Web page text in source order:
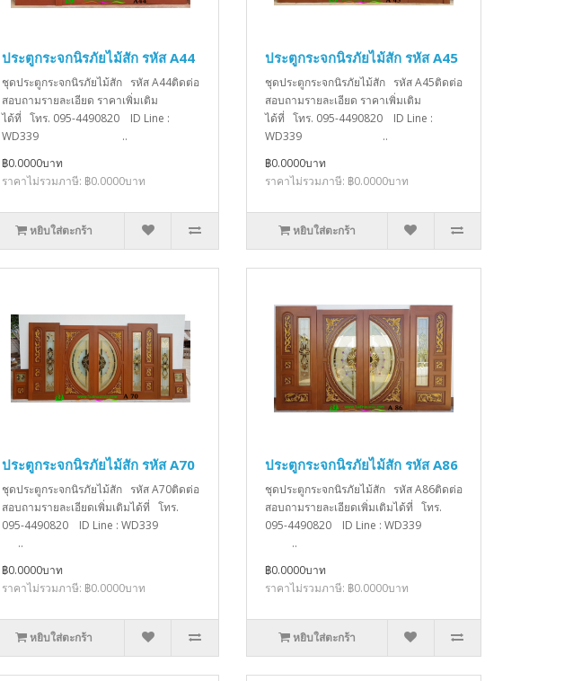
ประตูกระจกนิรภัยไม้สัก รหัส A44
ชุดประตูกระจกนิรภัยไม้สัก รหัส A44ติดต่อ
สอบถามรายละเอียด ราคาเพิ่มเติม
ได้ที่ โทร. 095-4490820 ID Line :
WD339 ..
฿0.0000บาท
ราคาไม่รวมภาษี: ฿0.0000บาท
หยิบใส่ตะกร้า
ประตูกระจกนิรภัยไม้สัก รหัส A45
ชุดประตูกระจกนิรภัยไม้สัก รหัส A45ติดต่อ
สอบถามรายละเอียด ราคาเพิ่มเติม
ได้ที่ โทร. 095-4490820 ID Line :
WD339 ..
฿0.0000บาท
ราคาไม่รวมภาษี: ฿0.0000บาท
หยิบใส่ตะกร้า
ประตูกระจกนิรภัยไม้สัก รหัส A70
ชุดประตูกระจกนิรภัยไม้สัก รหัส A70ติดต่อ
สอบถามรายละเอียดเพิ่มเติมได้ที่ โทร.
095-4490820 ID Line : WD339
..
฿0.0000บาท
ราคาไม่รวมภาษี: ฿0.0000บาท
หยิบใส่ตะกร้า
ประตูกระจกนิรภัยไม้สัก รหัส A86
ชุดประตูกระจกนิรภัยไม้สัก รหัส A86ติดต่อ
สอบถามรายละเอียดเพิ่มเติมได้ที่ โทร.
095-4490820 ID Line : WD339
..
฿0.0000บาท
ราคาไม่รวมภาษี: ฿0.0000บาท
หยิบใส่ตะกร้า